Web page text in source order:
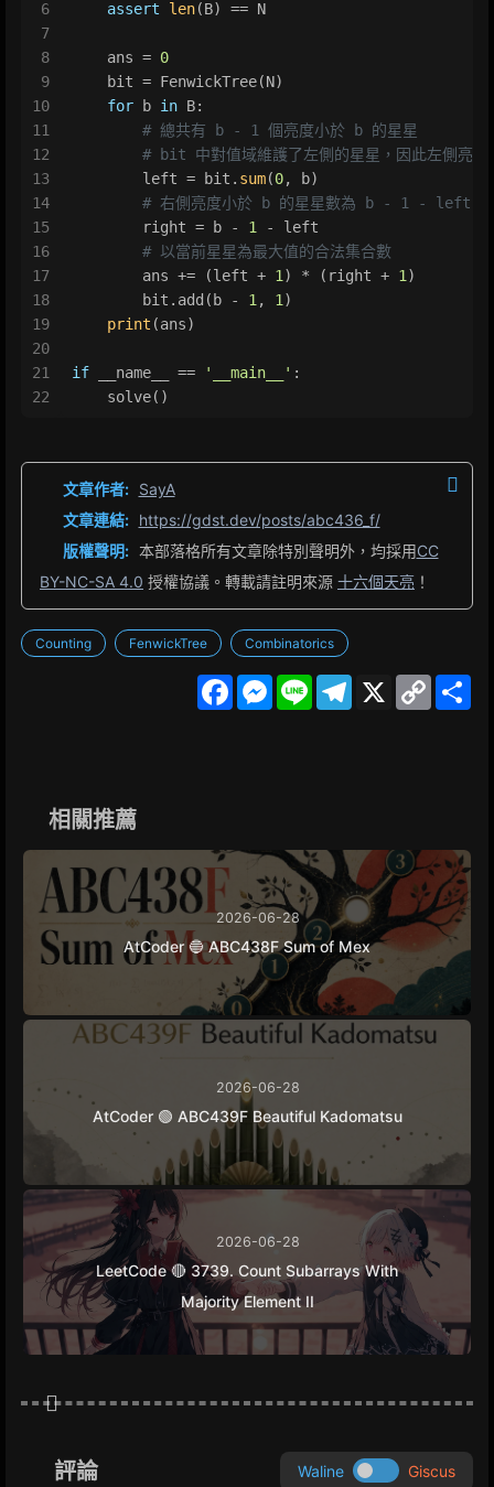
6
7
8
9
10
11
12
13
14
15
16
17
18
19
20
21
22
assert len(B) == N
    ans =
0
    bit = FenwickTree(N)
for b in B:
# 總共有 b - 1 個亮度小於 b 的星星
# bit 中對值域維護了左側的星星，因此左側
        left = bit.
sum(0, b)
# 右側亮度小於 b 的星星數為 b - 1 - left
        right = b -
1
- left
# 以當前星星為最大值的合法集合數
        ans += (left +
1 ) * (right + 1 )
        bit.add(b -
1 , 1 )
print (ans)
if __name__ == '__main__' :
    solve()
文章作者: SayA
文章連結: https://gdst.dev/posts/abc436_f/
版權聲明: 本部落格所有文章除特別聲明外，均採用CC
BY-NC-SA 4.0 授權協議。轉載請註明來源 十六個天亮 ！
Counting FenwickTree Combinatorics
F
M
L
X
C
相關推薦
2026-06-28
AtCoder 🔵 ABC438F Sum of Mex
2026-06-28
AtCoder 🟢 ABC439F Beautiful Kadomatsu
2026-06-28
LeetCode 🔴 3739. Count Subarrays With
Majority Element II
評論 Waline Giscus